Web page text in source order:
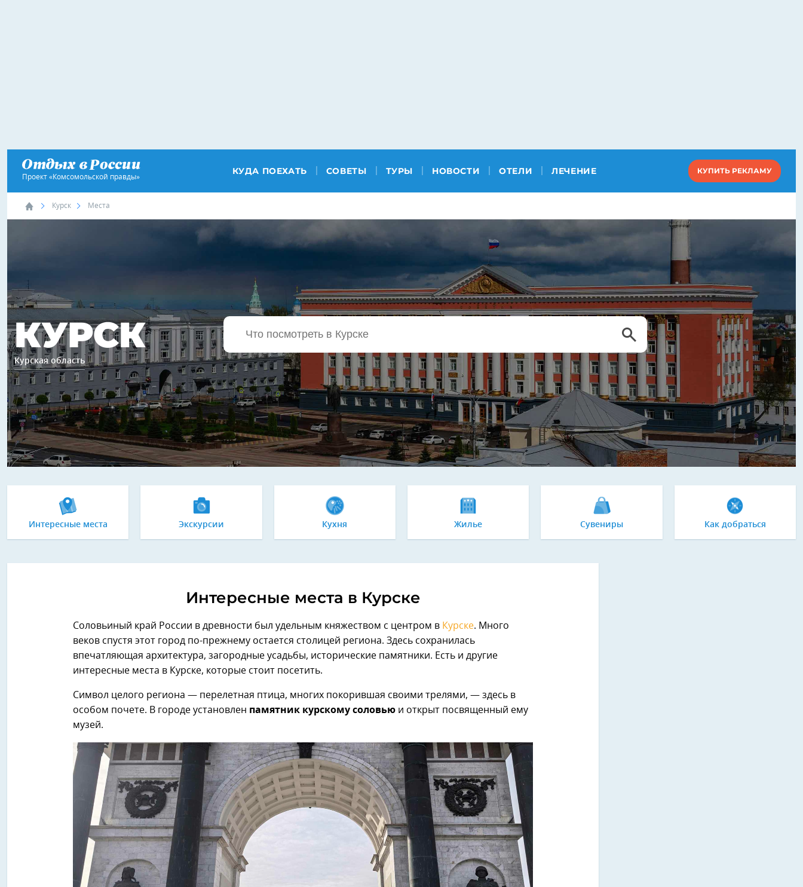
Проект «Комсомольской правды»
КУДА ПОЕХАТЬ СОВЕТЫ ТУРЫ НОВОСТИ ОТЕЛИ ЛЕЧЕНИЕ КУПИТЬ РЕКЛАМУ
Курск Места
КУРСК
Курская область
Интересные места Экскурсии Кухня Жилье Сувениры Как добраться
Интересные места в Курске
Соловьиный край России в древности был удельным княжеством с центром в Курске. Много
веков спустя этот город по-прежнему остается столицей региона. Здесь сохранилась
впечатляющая архитектура, загородные усадьбы, исторические памятники. Есть и другие
интересные места в Курске, которые стоит посетить.
Символ целого региона — перелетная птица, многих покорившая своими трелями, — здесь в
особом почете. В городе установлен памятник курскому соловью и открыт посвященный ему
музей.